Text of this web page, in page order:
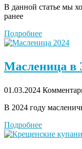
В данной статье мы
ранее
Подробнее
Масленица в
01.03.2024
В 2024 году
Подробнее